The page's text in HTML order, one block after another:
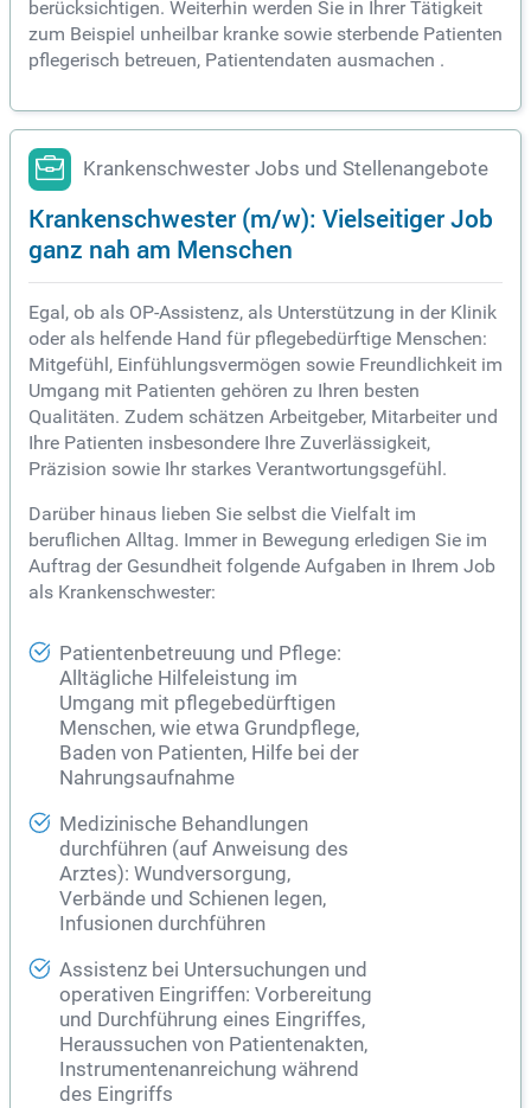
berücksichtigen. Weiterhin werden Sie in Ihrer Tätigkeit
zum Beispiel unheilbar kranke sowie sterbende Patienten
pflegerisch betreuen, Patientendaten ausmachen .
Krankenschwester Jobs und Stellenangebote
Krankenschwester (m/w): Vielseitiger Job
ganz nah am Menschen
Egal, ob als OP-Assistenz, als Unterstützung in der Klinik
oder als helfende Hand für pflegebedürftige Menschen:
Mitgefühl, Einfühlungsvermögen sowie Freundlichkeit im
Umgang mit Patienten gehören zu Ihren besten
Qualitäten. Zudem schätzen Arbeitgeber, Mitarbeiter und
Ihre Patienten insbesondere Ihre Zuverlässigkeit,
Präzision sowie Ihr starkes Verantwortungsgefühl.
Darüber hinaus lieben Sie selbst die Vielfalt im
beruflichen Alltag. Immer in Bewegung erledigen Sie im
Auftrag der Gesundheit folgende Aufgaben in Ihrem Job
als Krankenschwester:
Patientenbetreuung und Pflege:
Alltägliche Hilfeleistung im
Umgang mit pflegebedürftigen
Menschen, wie etwa Grundpflege,
Baden von Patienten, Hilfe bei der
Nahrungsaufnahme
Medizinische Behandlungen
durchführen (auf Anweisung des
Arztes): Wundversorgung,
Verbände und Schienen legen,
Infusionen durchführen
Assistenz bei Untersuchungen und
operativen Eingriffen: Vorbereitung
und Durchführung eines Eingriffes,
Heraussuchen von Patientenakten,
Instrumentenanreichung während
des Eingriffs